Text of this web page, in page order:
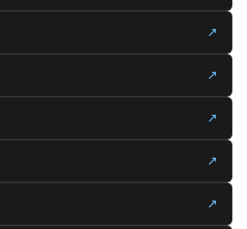
↗
↗
↗
↗
↗